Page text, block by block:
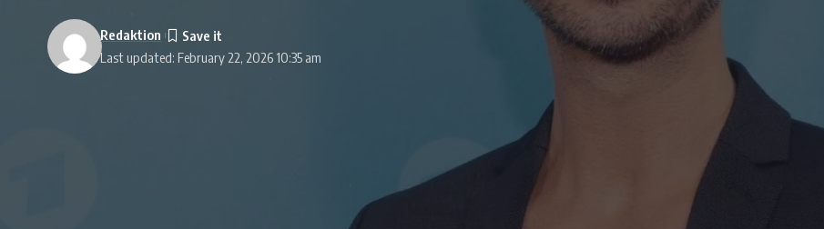
Last updated: February 22, 2026 10:35 am
Redaktion